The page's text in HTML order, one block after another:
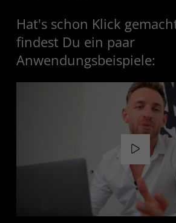
Hat's schon Klick
findest Du ein paar
Anwendungsbeispiele: